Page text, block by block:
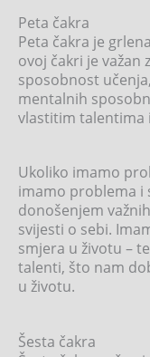
Peta čakra
Peta čakra je
ovoj čakri je važan
sposobnost
mentalnih
vlastitim talentima
Ukoliko imamo
imamo problema i
donošenjem
svijesti o sebi.
smjera u životu –
talenti, što nam
u životu.
Šesta čakra